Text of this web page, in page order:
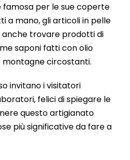
famosa per le sue coperte
a mano, gli articoli in pelle
anche trovare prodotti di
saponi fatti con olio
montagne circostanti.
invitano i visitatori
felici di spiegare le
questo artigianato
più significative da fare a